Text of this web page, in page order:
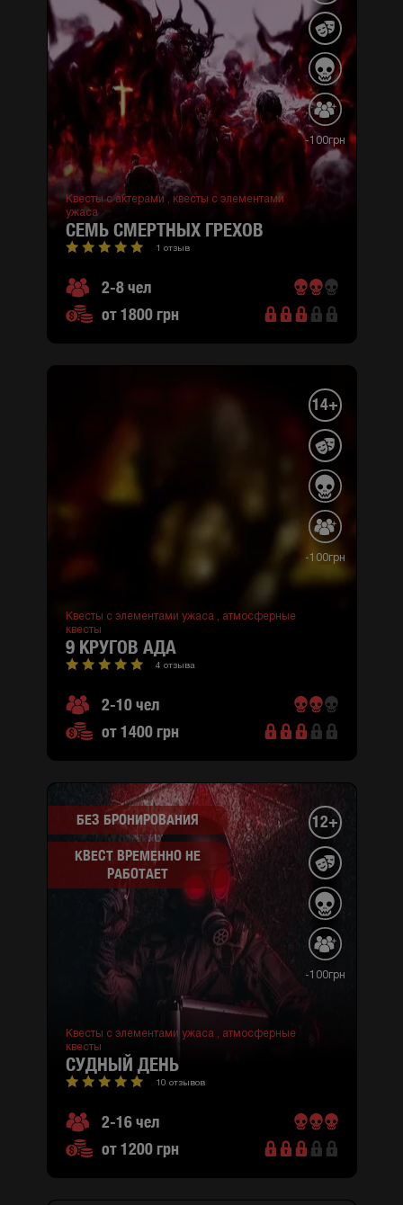
-100грн
Квесты с актерами , квесты с элементами
ужаса
СЕМЬ СМЕРТНЫХ ГРЕХОВ
1 отзыв
2-8 чел
от 1800 грн
14+
-100грн
Квесты с элементами ужаса , атмосферные
квесты
9 КРУГОВ АДА
4 отзыва
2-10 чел
от 1400 грн
БЕЗ БРОНИРОВАНИЯ
КВЕСТ ВРЕМЕННО НЕ
РАБОТАЕТ
12+
-100грн
Квесты с элементами ужаса , атмосферные
квесты
СУДНЫЙ ДЕНЬ
10 отзывов
2-16 чел
от 1200 грн